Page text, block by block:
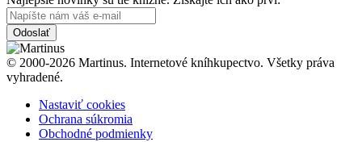
Odoslať
© 2000-2026 Martinus. Internetové kníhkupectvo. Všetky práva
vyhradené.
Nastaviť cookies
Ochrana súkromia
Obchodné podmienky